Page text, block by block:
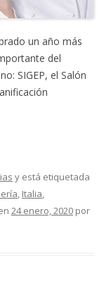
un año más
del
SIGEP, el Salón
y está etiquetada
, Italia,
24 enero, 2020 por